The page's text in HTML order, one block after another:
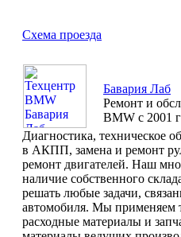
Схема проезда
Бавария Лаб
Ремонт и
BMW с 2001
Диагностика, техническое
в АКПП, замена и ремонт
ремонт двигателей. Наш
наличие собственного
решать любые задачи,
автомобиля. Мы применяем
расходные материалы и